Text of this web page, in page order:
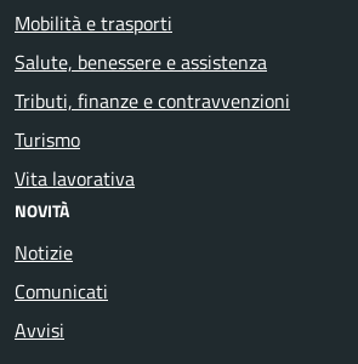
Mobilità e trasporti
Salute, benessere e assistenza
Tributi, finanze e contravvenzioni
Turismo
Vita lavorativa
NOVITÀ
Notizie
Comunicati
Avvisi